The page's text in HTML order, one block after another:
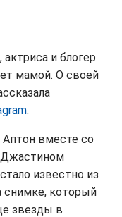
и блогер
мамой. О своей
.
вместе со
Джастином
известно из
снимке, который
звезды в